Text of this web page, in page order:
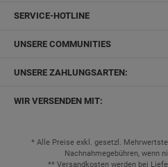
SERVICE-HOTLINE
UNSERE COMMUNITIES
UNSERE ZAHLUNGSARTEN:
WIR VERSENDEN MIT:
* Alle Preise exkl. gesetzl.
Nachnahmegebühren, wenn
** Versandkosten werden bei